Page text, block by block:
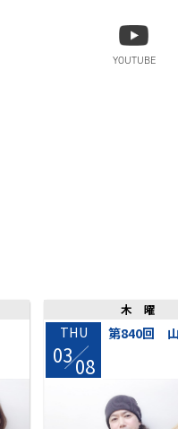
YOUTUBE
木曜
THU
0308
第840回